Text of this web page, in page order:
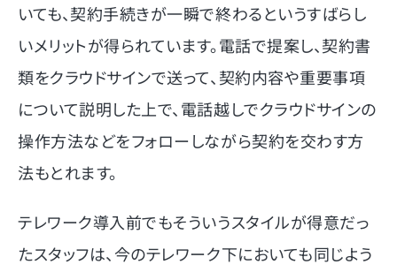
いても、契約手続きが一瞬で終わるというすばらし
いメリットが得られています。電話で提案し、契約書
類をクラウドサインで送って、契約内容や重要事項
について説明した上で、電話越しでクラウドサインの
操作方法などをフォローしながら契約を交わす方
法もとれます。
テレワーク導入前でもそういうスタイルが得意だっ
たスタッフは、今のテレワーク下においても同じよう